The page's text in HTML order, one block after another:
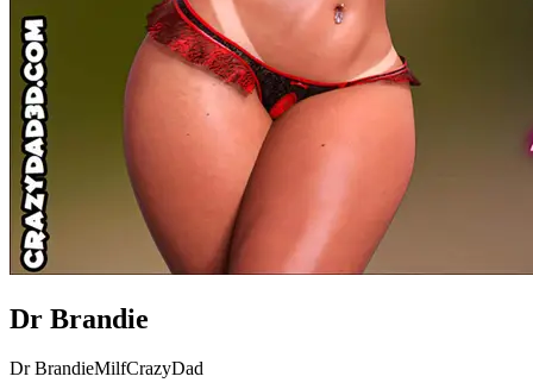
Dr Brandie
Dr BrandieMilfCrazyDad